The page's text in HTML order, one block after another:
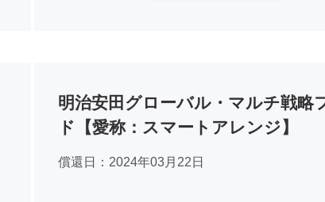
明治安田グローバル・マルチ戦略
ド【愛称：スマートアレンジ】
償還日 2024年03月22日